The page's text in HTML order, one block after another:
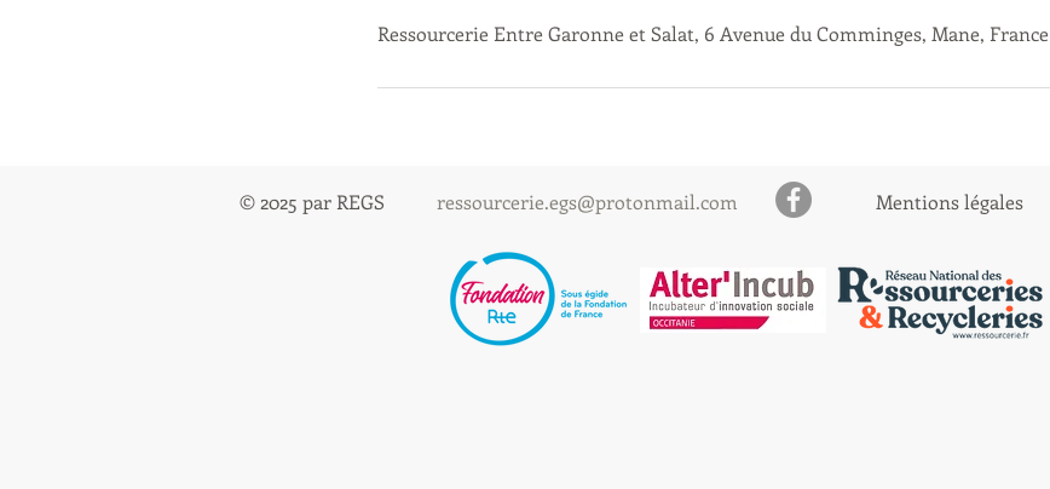
Ressourcerie Entre Garonne et Salat, 6 Avenue du Comminges, Mane, France
© 2025 par REGS ressourcerie.egs@protonmail.com Mentions légales